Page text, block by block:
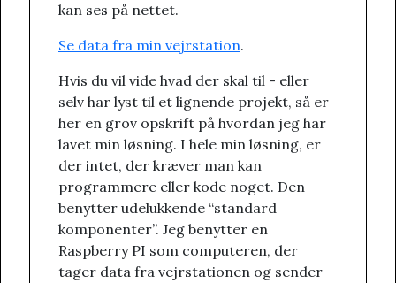
kan ses på nettet.
Se data fra min vejrstation.
Hvis du vil vide hvad der skal til - eller
selv har lyst til et lignende projekt, så er
her en grov opskrift på hvordan jeg har
lavet min løsning. I hele min løsning, er
der intet, der kræver man kan
programmere eller kode noget. Den
benytter udelukkende “standard
komponenter”. Jeg benytter en
Raspberry PI som computeren, der
tager data fra vejrstationen og sender